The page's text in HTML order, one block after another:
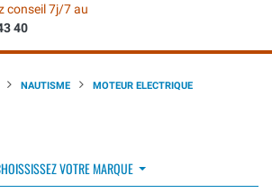
conseil 7j/7 au
40
NAUTISME MOTEUR ELECTRIQUE
VOTRE MARQUE